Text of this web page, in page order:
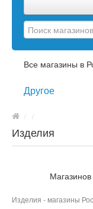
Все магазины в
Другое
/ /
Изделия
Изделия - магазины